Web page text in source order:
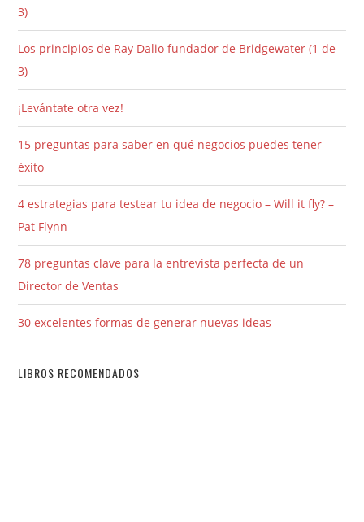
3)
Los principios de Ray Dalio fundador de Bridgewater (1 de
3)
¡Levántate otra vez!
15 preguntas para saber en qué negocios puedes tener
éxito
4 estrategias para testear tu idea de negocio – Will it fly? –
Pat Flynn
78 preguntas clave para la entrevista perfecta de un
Director de Ventas
30 excelentes formas de generar nuevas ideas
LIBROS RECOMENDADOS